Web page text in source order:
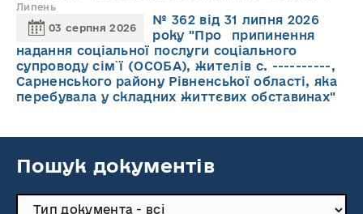
Липень
03 серпня 2026
№ 362 від 31 липня 2026
року "Про припинення
надання соціальної послуги соціального
супроводу cім`ї (ОСОБА), жителів с. ----------,
Сарненського району Рівненської області, яка
перебувала у складних життєвих обставинах"
Пошук документів